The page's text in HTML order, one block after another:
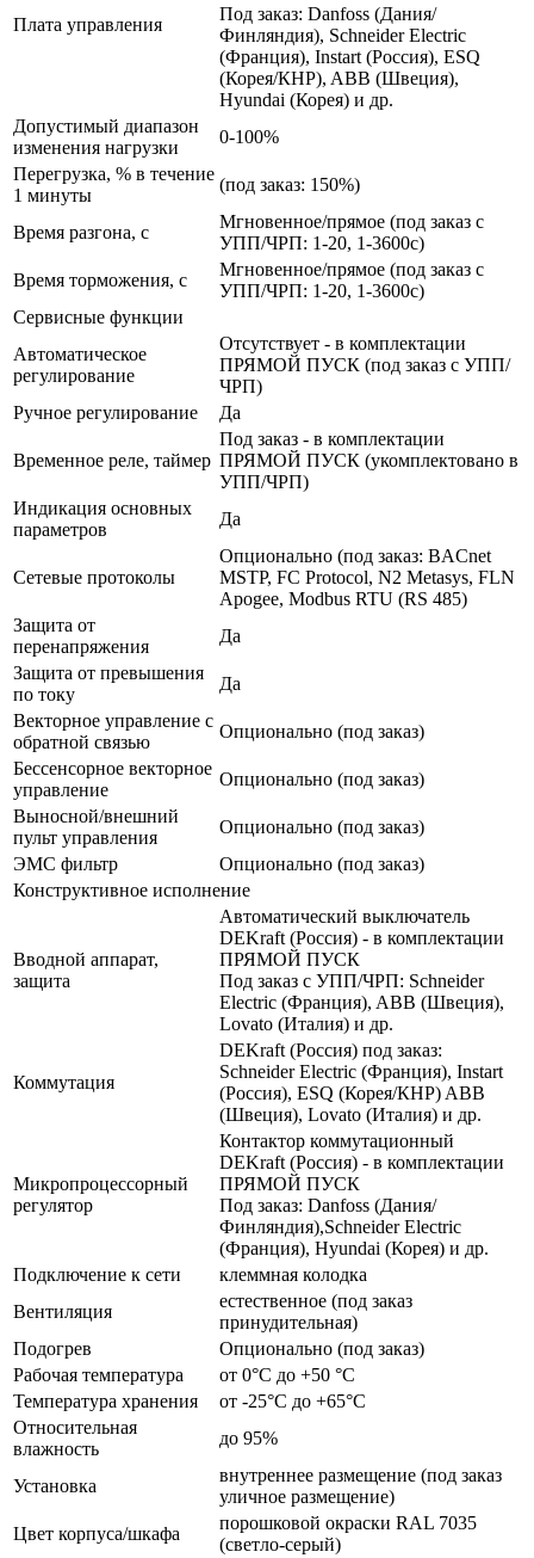
Плата управления
Под заказ: Danfoss (Дания/
Финляндия), Schneider Electric
(Франция), Instart (Россия), ESQ
(Корея/КНР), ABB (Швеция),
Hyundai (Корея) и др.
Допустимый диапазон
изменения нагрузки
0-100%
Перегрузка, % в течение
1 минуты
(под заказ: 150%)
Время разгона, с
Мгновенное/прямое (под заказ с
УПП/ЧРП: 1-20, 1-3600с)
Время торможения, с
Мгновенное/прямое (под заказ с
УПП/ЧРП: 1-20, 1-3600с)
Сервисные функции
Автоматическое
регулирование
Отсутствует - в комплектации
ПРЯМОЙ ПУСК (под заказ с УПП/
ЧРП)
Ручное регулирование
Да
Временное реле, таймер
Под заказ - в комплектации
ПРЯМОЙ ПУСК (укомплектовано в
УПП/ЧРП)
Индикация основных
параметров
Да
Сетевые протоколы
Опционально (под заказ: BACnet
MSTP, FC Protocol, N2 Metasys, FLN
Apogee, Modbus RTU (RS 485)
Защита от
перенапряжения
Да
Защита от превышения
по току
Да
Векторное управление с
обратной связью
Опционально (под заказ)
Бессенсорное векторное
управление
Опционально (под заказ)
Выносной/внешний
пульт управления
Опционально (под заказ)
ЭМС фильтр
Опционально (под заказ)
Конструктивное исполнение
Вводной аппарат,
защита
Автоматический выключатель
DEKraft (Россия) - в комплектации
ПРЯМОЙ ПУСК
Под заказ с УПП/ЧРП: Schneider
Electric (Франция), ABB (Швеция),
Lovato (Италия) и др.
Коммутация
DEKraft (Россия) под заказ:
Schneider Electric (Франция), Instart
(Россия), ESQ (Корея/КНР) ABB
(Швеция), Lovato (Италия) и др.
Микропроцессорный
регулятор
Контактор коммутационный
DEKraft (Россия) - в комплектации
ПРЯМОЙ ПУСК
Под заказ: Danfoss (Дания/
Финляндия),Schneider Electric
(Франция), Hyundai (Корея) и др.
Подключение к сети
клеммная колодка
Вентиляция
естественное (под заказ
принудительная)
Подогрев
Опционально (под заказ)
Рабочая температура
от 0°C до +50 °C
Температура хранения
от -25°C до +65°C
Относительная
влажность
до 95%
Установка
внутреннее размещение (под заказ
уличное размещение)
Цвет корпуса/шкафа
порошковой окраски RAL 7035
(светло-серый)